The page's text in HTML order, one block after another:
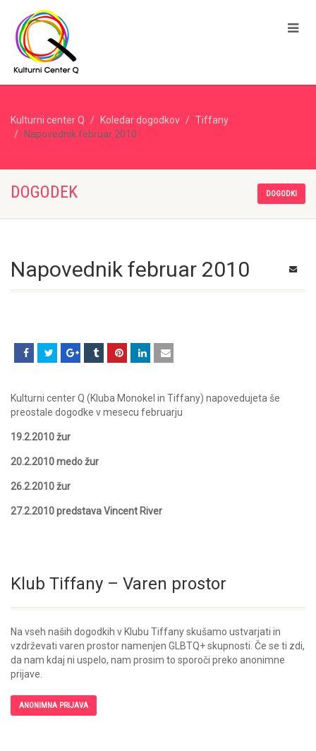
Kulturni center Q Koledar dogodkov
Tiffany
Napovednik februar 2010
DOGODEK DOGODKI
Napovednik februar 2010
Kulturni center Q (Kluba Monokel in Tiffany) napovedujeta še
preostale dogodke v mesecu februarju
19.2.2010 žur
20.2.2010 medo žur
26.2.2010 žur
27.2.2010 predstava Vincent River
Klub Tiffany – Varen prostor
Na vseh naših dogodkih v Klubu Tiffany skušamo ustvarjati in
vzdrževati varen prostor namenjen GLBTQ+ skupnosti. Če se ti zdi,
da nam kdaj ni uspelo, nam prosim to sporoči preko anonimne
prijave.
ANONIMNA PRIJAVA